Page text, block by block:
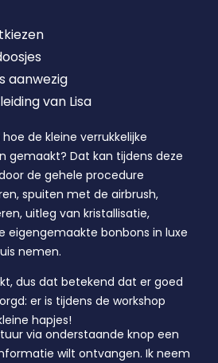
aanwezig
van Lisa
de kleine verrukkelijke
gemaakt? Dat kan tijdens deze
de gehele procedure
spuiten met de airbrush,
uitleg van kristallisatie,
eigengemaakte bonbons in luxe
nemen.
dus dat betekend dat er goed
er is tijdens de workshop
hapjes!
via onderstaande knop een
wilt ontvangen. Ik neem